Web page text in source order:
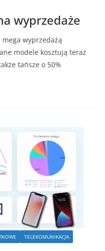
wyprzedaże
mega wyprzedażą
modele kosztują teraz
tańsze o 50%
TELEKOMUNIKACJA